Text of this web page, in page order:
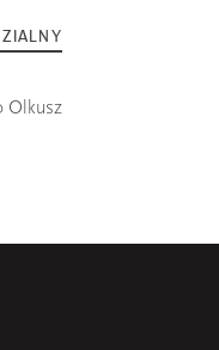
Olkusz